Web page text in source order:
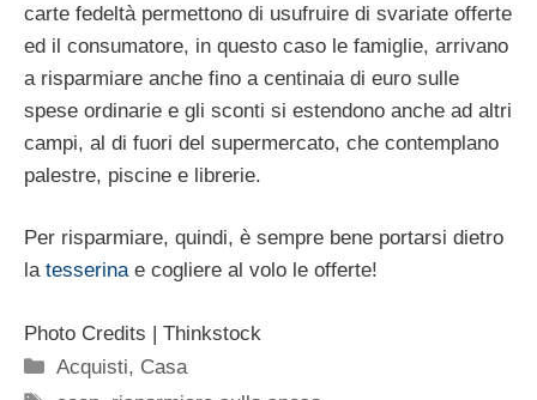
carte fedeltà permettono di usufruire di svariate offerte
ed il consumatore, in questo caso le famiglie, arrivano
a risparmiare anche fino a centinaia di euro sulle
spese ordinarie e gli sconti si estendono anche ad altri
campi, al di fuori del supermercato, che contemplano
palestre, piscine e librerie.
Per risparmiare, quindi, è sempre bene portarsi dietro
la tesserinae cogliere al volo le offerte!
Photo Credits | Thinkstock
Categorie
Acquisti, Casa